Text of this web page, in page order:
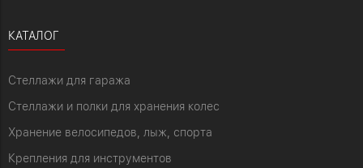
КАТАЛОГ
Стеллажи для гаража
Стеллажи и полки для хранения колес
Хранение велосипедов, лыж, спорта
Крепления для инструментов